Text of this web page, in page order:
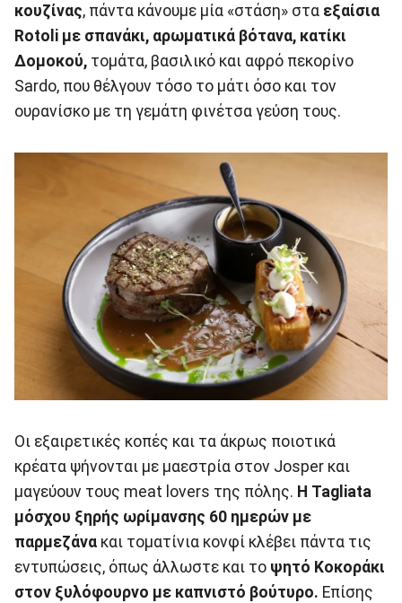
κουζίνας, πάντα κάνουμε μία «στάση» στα εξαίσια
Rotoli με σπανάκι, αρωματικά βότανα, κατίκι
Δομοκού, τομάτα, βασιλικό και αφρό πεκορίνο
Sardo, που θέλγουν τόσο το μάτι όσο και τον
ουρανίσκο με τη γεμάτη φινέτσα γεύση τους.
Οι εξαιρετικές κοπές και τα άκρως ποιοτικά
κρέατα ψήνονται με μαεστρία στον Josper και
μαγεύουν τους meat lovers της πόλης. Η Tagliata
μόσχου ξηρής ωρίμανσης 60 ημερών με
παρμεζάνα και τοματίνια κονφί κλέβει πάντα τις
εντυπώσεις, όπως άλλωστε και το ψητό Κοκοράκι
στον ξυλόφουρνο με καπνιστό βούτυρο. Επίσης